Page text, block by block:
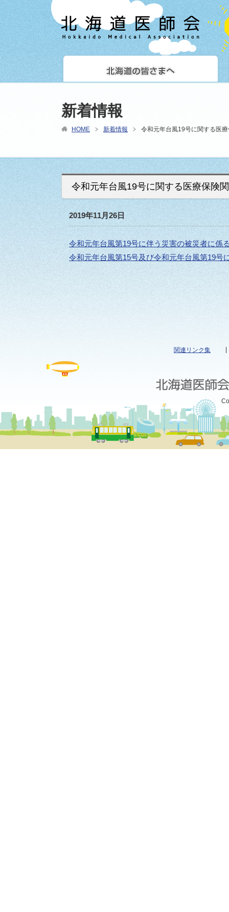
新着情報
HOME 新着情報 令和元年台風19号に関する医
令和元年台風19号に関する医療保険
2019年11月26日
令和元年台風第19号に伴う災害の被災者に係
令和元年台風第15号及び令和元年台風第19号
関連リンク集